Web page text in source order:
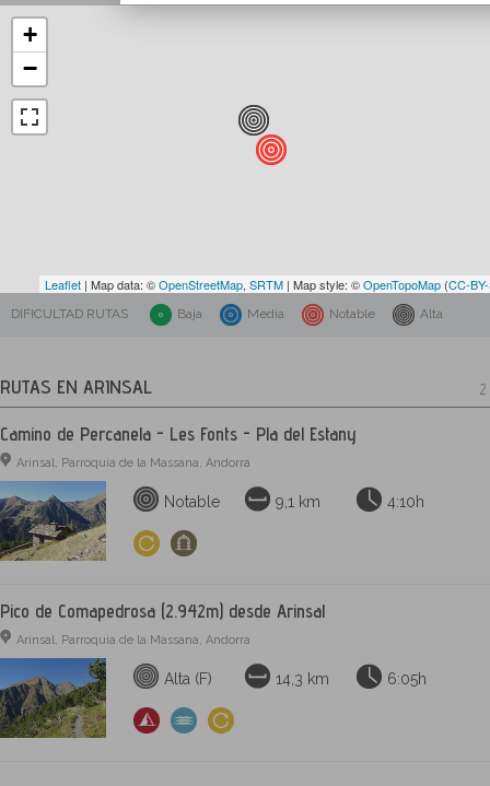
+
−
Leaflet | Map data: ©OpenStreetMap, SRTM | Map style: ©OpenTopoMap (CC-
DIFICULTAD RUTAS Baja Media Notable Alta
RUTAS EN ARINSAL 2
Camino de Percanela - Les Fonts - Pla del Estany
Arinsal, Parroquia de la Massana, Andorra
Notable 9,1 km 4:10h
Pico de Comapedrosa (2.942m) desde Arinsal
Arinsal, Parroquia de la Massana, Andorra
Alta (F) 14,3 km 6:05h